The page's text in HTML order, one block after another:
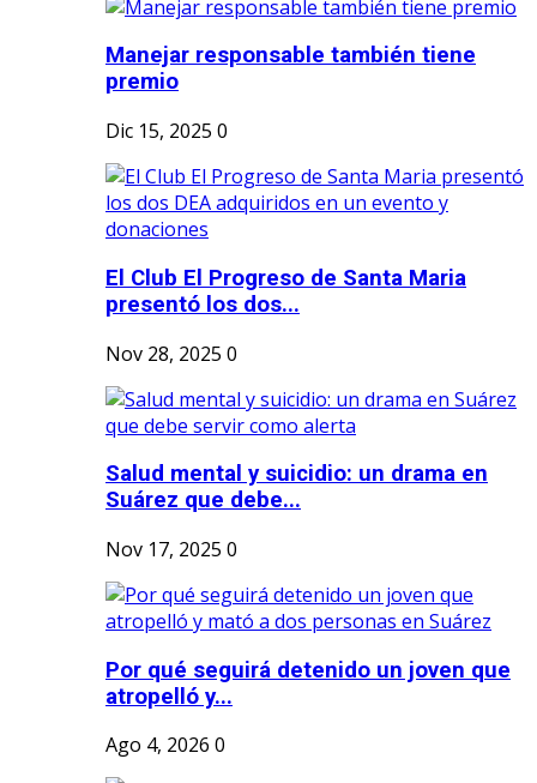
Manejar responsable también tiene
premio
Dic 15, 2025 0
El Club El Progreso de Santa Maria
presentó los dos...
Nov 28, 2025 0
Salud mental y suicidio: un drama en
Suárez que debe...
Nov 17, 2025 0
Por qué seguirá detenido un joven que
atropelló y...
Ago 4, 2026 0